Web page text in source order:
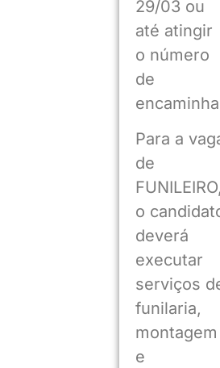
29/03 ou
até atingir
o número
de
Para a
de
FUNILEIRO,
o
deverá
executar
serviços
funilaria,
montagem
e